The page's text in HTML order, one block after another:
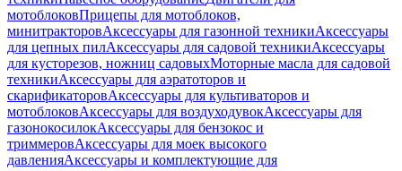
мотоблоковПрицепы для мотоблоков,
минитракторовАксессуары для газонной техникиАксессуары
для цепных пилАксессуары для садовой техникиАксессуары
для кусторезов, ножниц садовыхМоторные масла для садовой
техникиАксессуары для аэратоторов и
скарификаторовАксессуары для культиваторов и
мотоблоковАксессуары для воздуходувокАксессуары для
газонокосилокАксессуары для бензокос и
триммеровАксессуары для моек высокого
давленияАксессуары и комплектующие для